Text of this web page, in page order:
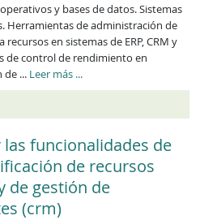
y bases de datos. Sistemas
Herramientas de administración de
en sistemas de ERP, CRM y
de control de rendimiento en
de ... Leer más ECP1214_3
...
las funcionalidades de
de recursos
de gestión de
(crm)